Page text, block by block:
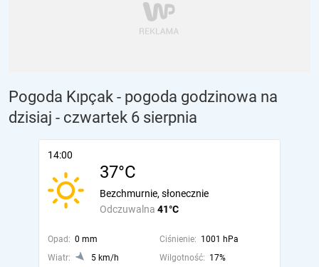
Pogoda Kıpçak - pogoda godzinowa na
dzisiaj - czwartek 6 sierpnia
14:00
37°C
Odczuwalna 41°C
Bezchmurnie, słonecznie
Opad: 0 mm Ciśnienie: 1001 hPa
Wiatr:
5 km/h Wilgotność: 17%